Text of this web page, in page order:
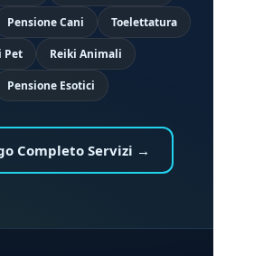
Pensione Cani Toelettatura
Pet Reiki Animali
Pensione Esotici
Completo Servizi →